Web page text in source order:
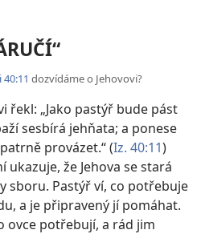
dozvídáme o Jehovovi?
řekl: „Jako pastýř bude pást
sesbírá jehňata; a ponese
provázet.“ (Iz. 40:11)
že Jehova se stará
sboru. Pastýř ví, co potřebuje
a je připravený jí pomáhat.
ovce potřebují, a rád jim